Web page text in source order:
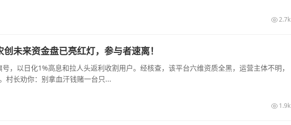
2.7k
未来资金盘已亮红灯，参与者速离！
，以日化1%高息和拉人头返利收割用户。经核查，该平台六维资质全黑，运营主体不明，
村长劝你：别拿血汗钱赌一台只...
1.9k